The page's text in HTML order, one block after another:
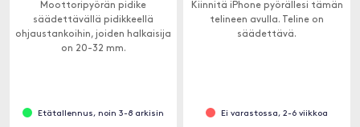
Moottoripyörän pidike
säädettävällä pidikkeellä
ohjaustankoihin, joiden halkaisija
on 20-32 mm.
Etätallennus, noin 3-8 arkisin
Kiinnitä iPhone pyörällesi tämän
telineen avulla. Teline on
säädettävä.
Ei varastossa, 2-6 viikkoa